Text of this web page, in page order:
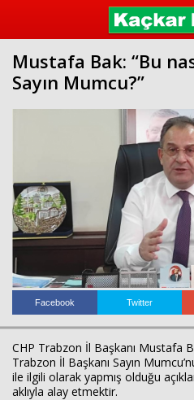
Mustafa Bak: “Bu
Sayın Mumcu?”
Facebook Twitter
CHP Trabzon İl Başkanı Mustafa
Trabzon İl Başkanı Sayın
ile ilgili olarak yapmış olduğu
aklıyla alay etmektir.